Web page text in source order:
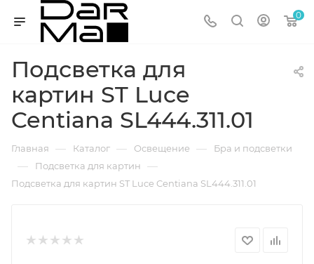
0
Подсветка для
картин ST Luce
Centiаna SL444.311.01
Главная — Каталог — Освещение — Бра и подсветки
— Подсветка для картин —
Подсветка для картин ST Luce Centiаna SL444.311.01